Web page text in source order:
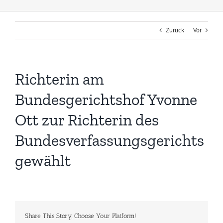
Zurück Vor
Richterin am
Bundesgerichtshof Yvonne
Ott zur Richterin des
Bundesverfassungsgerichts
gewählt
Share This Story, Choose Your Platform!